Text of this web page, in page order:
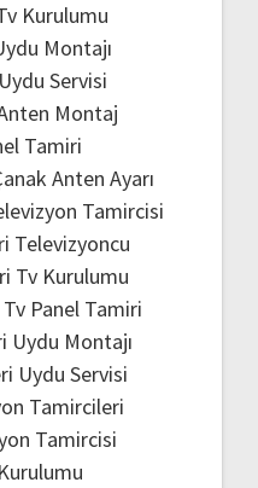
Kurulumu
Montajı
Servisi
Montaj
Tamiri
Anten Ayarı
Tamircisi
Televizyoncu
Tv Kurulumu
Panel Tamiri
Uydu Montajı
Uydu Servisi
Tamircileri
Tamircisi